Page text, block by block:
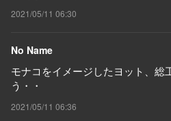
2021/05/11 06:30
No Name
モナコをイメージしたヨット、総
う・・
2021/05/11 06:36